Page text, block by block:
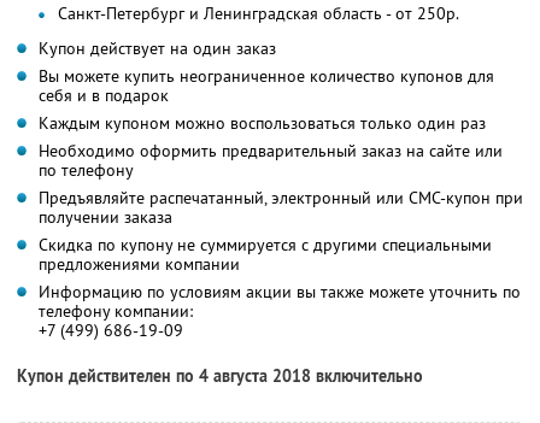
Санкт-Петербург и Ленинградская область - от 250р.
Купон действует на один заказ
Вы можете купить неограниченное количество купонов для
себя и в подарок
Каждым купоном можно воспользоваться только один раз
Необходимо оформить предварительный заказ на сайте или
по телефону
Предъявляйте распечатанный, электронный или СМС-купон при
получении заказа
Скидка по купону не суммируется с другими специальными
предложениями компании
Информацию по условиям акции вы также можете уточнить по
телефону компании:
+7 (499) 686-19-09
Купон действителен по 4 августа 2018 включительно